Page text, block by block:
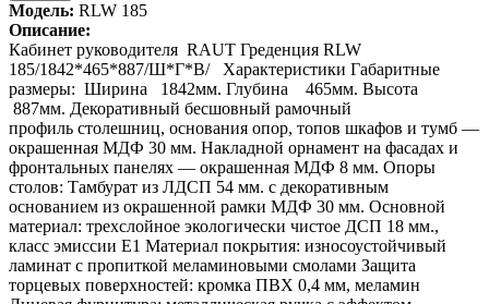
Модель: RLW 185
Описание:
Кабинет руководителя RAUT Греденция RLW
185/1842*465*887/Ш*Г*В/ Характеристики Габаритные
размеры: Ширина 1842мм. Глубина 465мм. Высота
887мм. Декоративный бесшовный рамочный
профиль столешниц, основания опор, топов шкафов и тумб —
окрашенная МДФ 30 мм. Накладной орнамент на фасадах и
фронтальных панелях — окрашенная МДФ 8 мм. Опоры
столов: Тамбурат из ЛДСП 54 мм. с декоративным
основанием из окрашенной рамки МДФ 30 мм. Основной
материал: трехслойное экологически чистое ДСП 18 мм.,
класс эмиссии Е1 Материал покрытия: износоустойчивый
ламинат с пропиткой меламиновыми смолами Защита
торцевых поверхностей: кромка ПВХ 0,4 мм, меламин